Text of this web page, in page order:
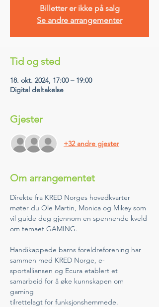
Billetter er ikke på salg
Se andre arrangementer
Tid og sted
18. okt. 2024, 17:00 – 19:00
Digital deltakelse
Gjester
+32 andre gjester
Om arrangementet
Direkte fra KRED Norges hovedkvarter
møter du Ole Martin, Monica og Mikey som
vil guide deg gjennom en spennende kveld
om temaet GAMING.
Handikappede barns foreldreforening har
sammen med KRED Norge, e-
sportalliansen og Ecura etablert et
samarbeid for å øke kunnskapen om
gaming
tilrettelagt for funksjonshemmede.